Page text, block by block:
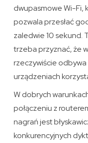
dwupasmowe Wi-Fi,
pozwala przesłać
zaledwie 10 sekund.
trzeba przyznać, że
rzeczywiście odbywa
urządzeniach
W dobrych
połączeniu z
nagrań jest
konkurencyjnych